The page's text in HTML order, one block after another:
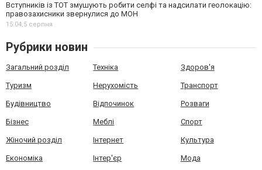
Вступників із ТОТ змушують робити селфі та надсилати геолокацію:
правозахисники звернулися до МОН
15:04,5 серпня
Рубрики новин
Загальний розділ Техніка Здоров'я
Туризм Нерухомість Транспорт
Будівництво Відпочинок Розваги
Бізнес Меблі Спорт
Жіночий розділ Інтернет Культура
Економіка Інтер'єр Мода